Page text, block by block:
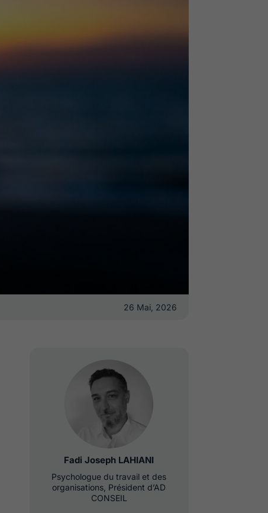
26 Mai, 2026
Fadi Joseph LAHIANI
Psychologue du travail et des
organisations, Président d’AD
CONSEIL